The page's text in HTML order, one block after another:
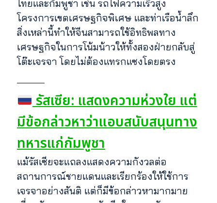
ไทยและกัมพูชา เช่น รถไฟความเร็วสูง
โครงการเขตเศรษฐกิจพิเศษ และท่าเรือน้ำลึก
สิ่งเหล่านี้ทำให้จีนสามารถใช้อิทธิพลทาง
เศรษฐกิจในการโน้มน้าวให้ทั้งสองฝ่ายกลับสู่
โต๊ะเจรจา โดยไม่ต้องแทรกแซงโดยตรง
รัสเซีย: แสดงความห่วงใย แต่
มีข้อกล่าวหาว่าแอบสนับสนุนทาง
ทหารแก่กัมพูชา
แม้รัสเซียจะแถลงแสดงความกังวลต่อ
สถานการณ์ชายแดนและเรียกร้องให้ใช้การ
เจรจาอย่างสันติ แต่ก็มีข้อกล่าวหามากมาย